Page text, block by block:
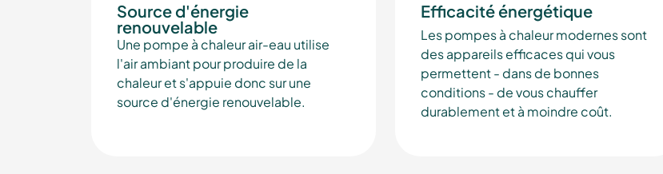
Source d'énergie
renouvelable
Une pompe à chaleur air-eau utilise
l'air ambiant pour produire de la
chaleur et s'appuie donc sur une
source d'énergie renouvelable.
Efficacité énergétique
Les pompes à chaleur modernes sont
des appareils efficaces qui vous
permettent - dans de bonnes
conditions - de vous chauffer
durablement et à moindre coût.